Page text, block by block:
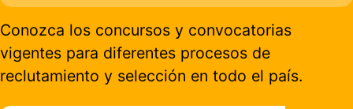
Conozca los concursos y convocatorias
vigentes para diferentes procesos de
reclutamiento y selección en todo el país.